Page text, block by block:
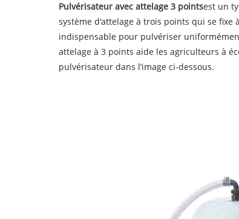
Pulvérisateur avec attelage 3 pointsest un
système d'attelage à trois points qui se
indispensable pour pulvériser
attelage à 3 points aide les agriculteurs à
pulvérisateur dans l’image ci-dessous.